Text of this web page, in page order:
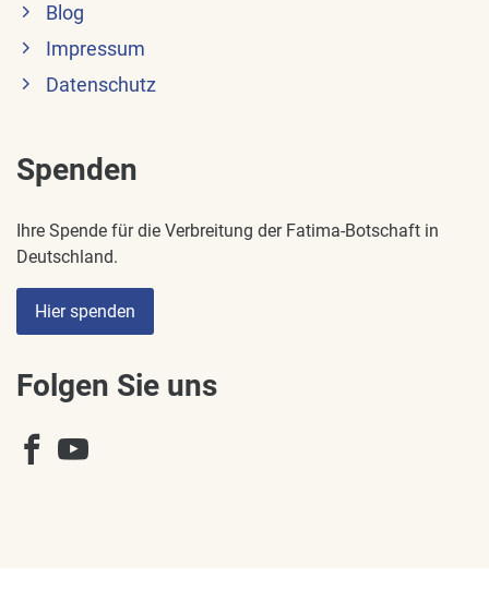
Blog
Impressum
Datenschutz
Spenden
Ihre Spende für die Verbreitung der Fatima-Botschaft in
Deutschland.
Hier spenden
Folgen Sie uns